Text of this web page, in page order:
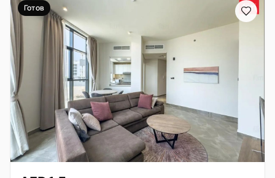
Готов